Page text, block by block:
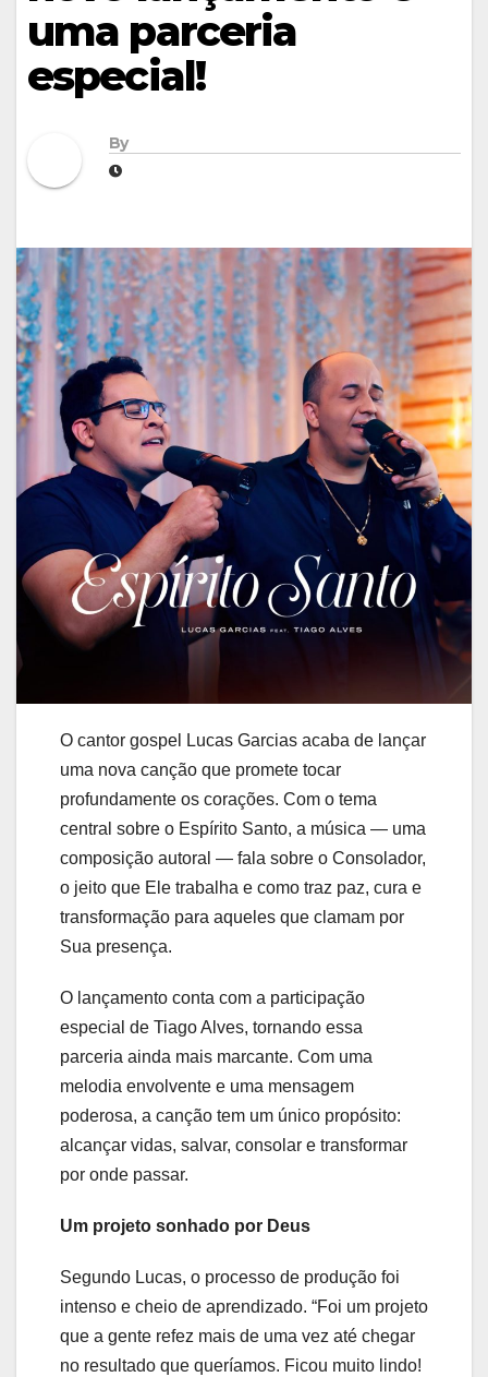
uma parceria
especial!
By
O cantor gospel Lucas Garcias acaba de lançar
uma nova canção que promete tocar
profundamente os corações. Com o tema
central sobre o Espírito Santo, a música — uma
composição autoral — fala sobre o Consolador,
o jeito que Ele trabalha e como traz paz, cura e
transformação para aqueles que clamam por
Sua presença.
O lançamento conta com a participação
especial de Tiago Alves, tornando essa
parceria ainda mais marcante. Com uma
melodia envolvente e uma mensagem
poderosa, a canção tem um único propósito:
alcançar vidas, salvar, consolar e transformar
por onde passar.
Um projeto sonhado por Deus
Segundo Lucas, o processo de produção foi
intenso e cheio de aprendizado. “Foi um projeto
que a gente refez mais de uma vez até chegar
no resultado que queríamos. Ficou muito lindo!